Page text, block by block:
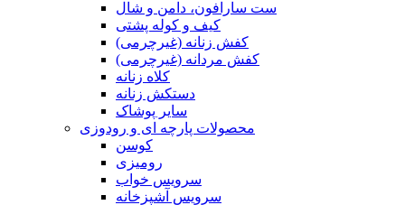
ست سارافون، دامن و شال
کیف و کوله پشتی
کفش زنانه (غیرچرمی)
کفش مردانه (غیرچرمی)
کلاه زنانه
دستکش زنانه
سایر پوشاک
محصولات پارچه ای و رودوزی
کوسن
رومیزی
سرویس خواب
سرویس آشپزخانه